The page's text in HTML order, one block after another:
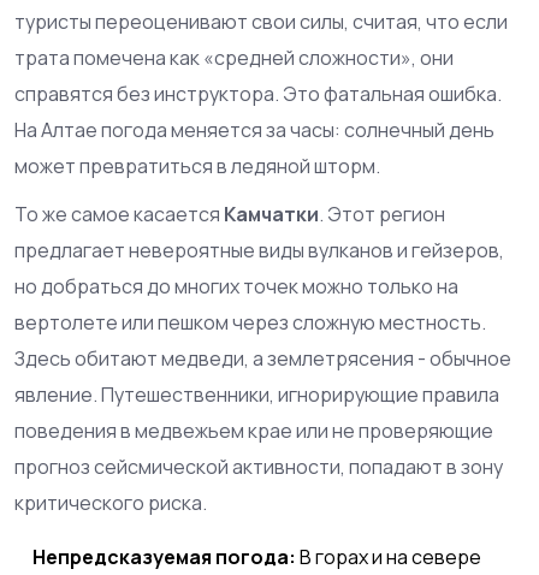
туристы переоценивают свои силы, считая, что если
трата помечена как «средней сложности», они
справятся без инструктора. Это фатальная ошибка.
На Алтае погода меняется за часы: солнечный день
может превратиться в ледяной шторм.
То же самое касается Камчатки. Этот регион
предлагает невероятные виды вулканов и гейзеров,
но добраться до многих точек можно только на
вертолете или пешком через сложную местность.
Здесь обитают медведи, а землетрясения - обычное
явление. Путешественники, игнорирующие правила
поведения в медвежьем крае или не проверяющие
прогноз сейсмической активности, попадают в зону
критического риска.
Непредсказуемая погода: В горах и на севере